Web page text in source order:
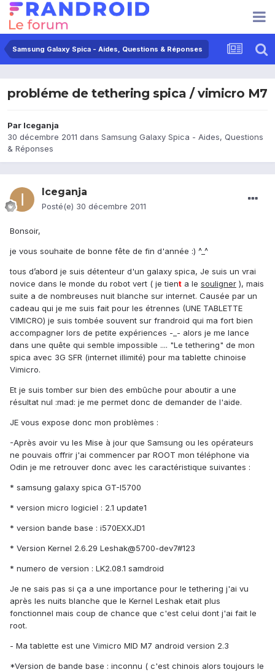
Samsung Galaxy Spica - Aides, Questions & Réponses
probléme de tethering spica / vimicro M7
Par Iceganja
30 décembre 2011 dans Samsung Galaxy Spica - Aides, Questions
& Réponses
Iceganja
Posté(e) 30 décembre 2011
Bonsoir,
je vous souhaite de bonne fête de fin d'année :) ^_^
tous d’abord je suis détenteur d'un galaxy spica, Je suis un vrai
novice dans le monde du robot vert ( je tient a le souligner ), mais
suite a de nombreuses nuit blanche sur internet. Causée par un
cadeau qui je me suis fait pour les étrennes (UNE TABLETTE
VIMICRO) je suis tombée souvent sur frandroid qui ma fort bien
accompagner lors de petite expériences -_- alors je me lance
dans une quête qui semble impossible .... "Le tethering" de mon
spica avec 3G SFR (internet illimité) pour ma tablette chinoise
Vimicro.
Et je suis tomber sur bien des embûche pour aboutir a une
résultat nul :mad: je me permet donc de demander de l'aide.
JE vous expose donc mon problèmes :
-Après avoir vu les Mise à jour que Samsung ou les opérateurs
ne pouvais offrir j'ai commencer par ROOT mon téléphone via
Odin je me retrouver donc avec les caractéristique suivantes :
* samsung galaxy spica GT-I5700
* version micro logiciel : 2.1 update1
* version bande base : i570EXXJD1
* Version Kernel 2.6.29 Leshak@5700-dev7#123
* numero de version : LK2.08.1 samdroid
Je ne sais pas si ça a une importance pour le tethering j'ai vu
après les nuits blanche que le Kernel Leshak etait plus
fonctionnel mais coup de chance que c'est celui dont j'ai fait le
root.
- Ma tablette est une Vimicro MID M7 android version 2.3
*Version de bande base : inconnu ( c'est chinois alors toujours le